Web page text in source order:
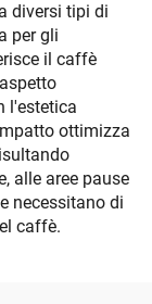
diversi tipi di
per gli
il caffè
l'estetica
ottimizza
alle aree pause
necessitano di
caffè.